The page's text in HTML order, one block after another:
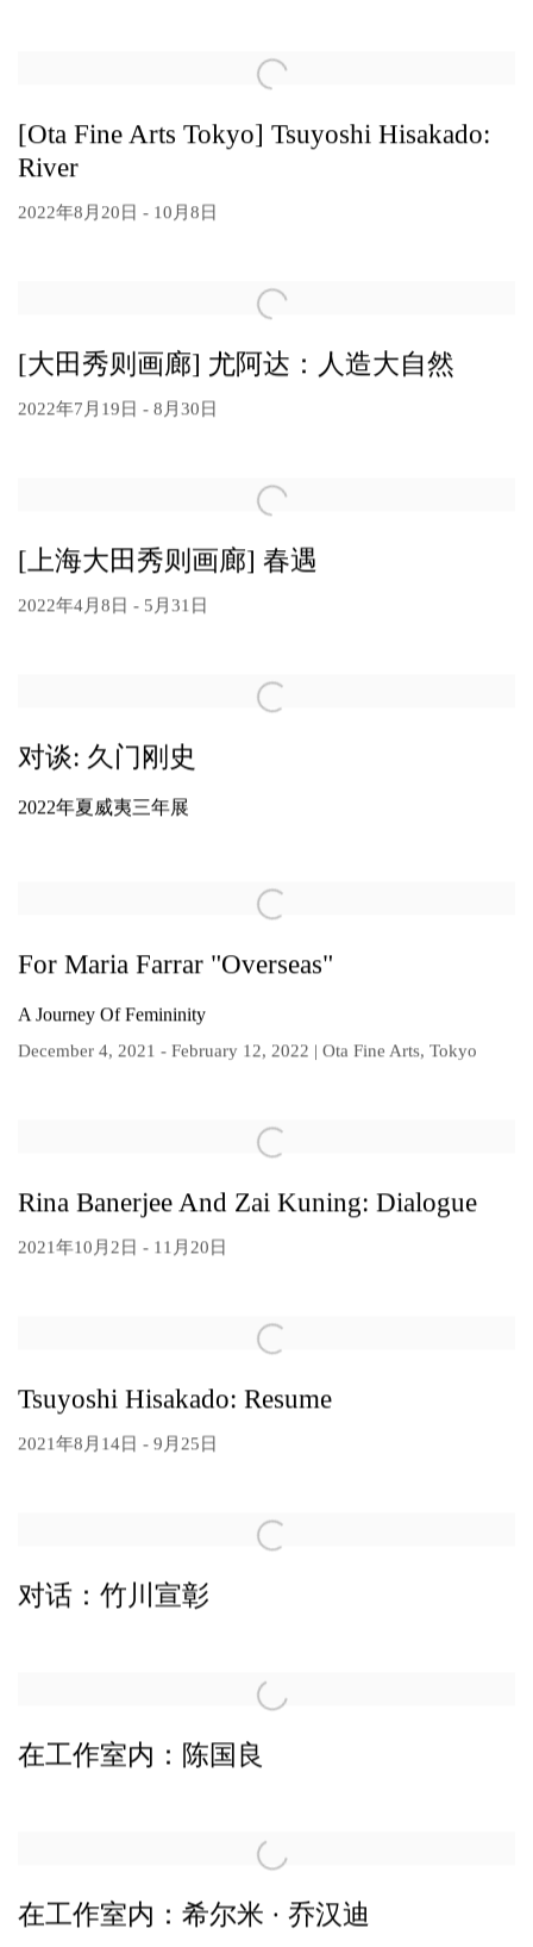
[Ota Fine Arts Tokyo] Tsuyoshi Hisakado:
River
2022年8月20日 - 10月8日
[大田秀则画廊] 尤阿达：人造大自然
2022年7月19日 - 8月30日
[上海大田秀则画廊] 春遇
2022年4月8日 - 5月31日
对谈: 久门刚史
2022年夏威夷三年展
For Maria Farrar "Overseas"
A Journey Of Femininity
December 4, 2021 - February 12, 2022 | Ota Fine Arts, Tokyo
Rina Banerjee And Zai Kuning: Dialogue
2021年10月2日 - 11月20日
Tsuyoshi Hisakado: Resume
2021年8月14日 - 9月25日
对话：竹川宣彰
在工作室内：陈国良
在工作室内：希尔米 · 乔汉迪